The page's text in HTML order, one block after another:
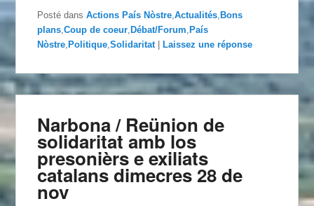
Posté dans Actions País Nòstre,Actualités, Bons
plans,Coup de coeur, Débat/Forum, País
Nòstre, Politique,Solidaritat Laissez une réponse
Narbona / Reünion de
solidaritat amb los
presonièrs e exiliats
catalans dimecres 28 de
nov